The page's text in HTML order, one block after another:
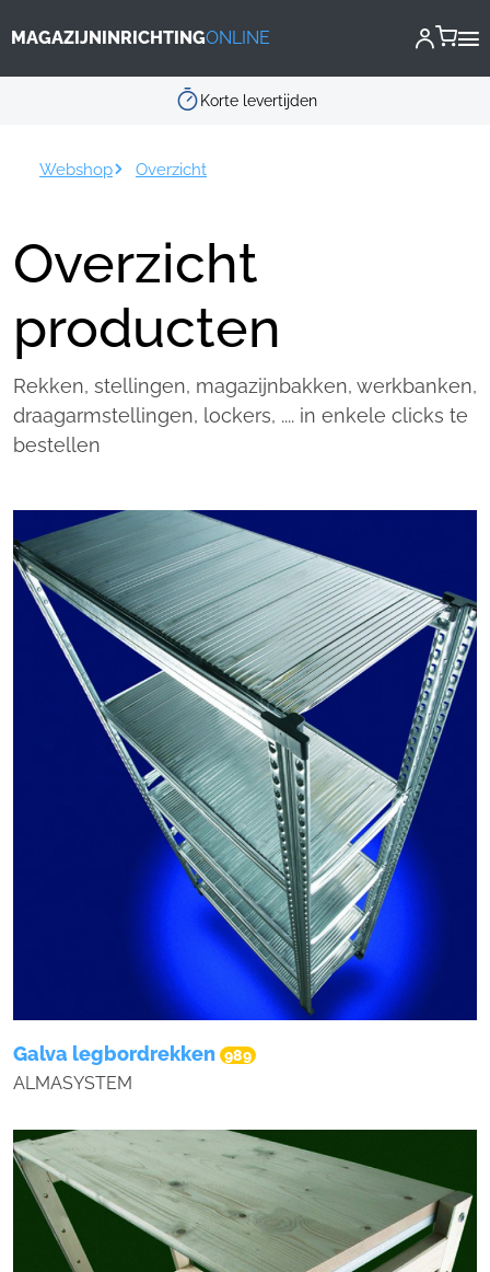
MAGAZIJNINRICHTINGONLINE
Scherpe prijzen
Overzicht
producten
Rekken, stellingen, magazijnbakken, werkbanken,
draagarmstellingen, lockers, .... in enkele clicks te
bestellen
Galva legbordrekken 989
ALMASYSTEM
Webshop Overzicht